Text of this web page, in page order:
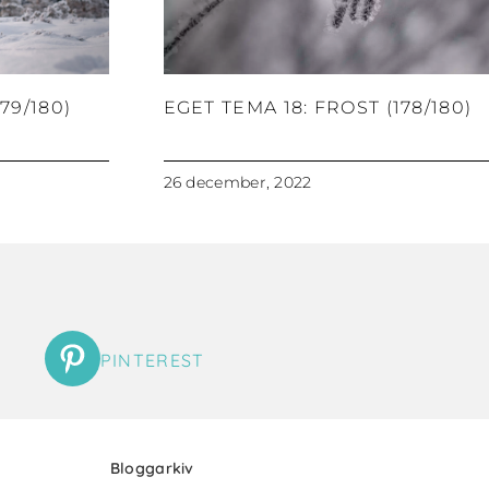
180) EGET TEMA 18: FROST (178/180)
26 december, 2022
PINTEREST
Bloggarkiv